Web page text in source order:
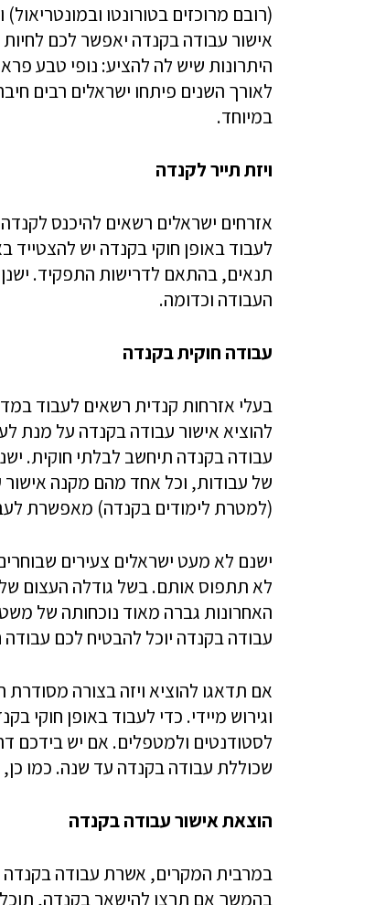
(רובם מרוכזים בטורונטו
אישור עבודה בקנדה יאפשר לכם
היתרונות ‏שיש לה להציע: נופי טבע
לאורך השנים פיתחו ישראלים רבים
במיוחד.‏
ויזת תייר לקנדה
אזרחים ישראלים רשאים להיכנס
לעבוד באופן חוקי בקנדה יש
תנאים, בהתאם לדרישות התפקיד.
העבודה וכדומה.
עבודה חוקית בקנדה
בעלי אזרחות קנדית רשאים לעבוד
להוציא אישור עבודה בקנדה על מנת
עבודה בקנדה תיחשב לבלתי חוקית.
של עבודות, וכל אחד מהם מקנה אישור
(למטרת לימודים בקנדה) ‏מאפשרת לעבוד עד 20 שעות בשבוע באופן
ישנם לא מעט ישראלים ‏צעירים
לא תתפוס אותם. ‏בשל גודלה העצום
האחרונות ‏גברה מאוד נוכחותה של
עבודה ‏בקנדה יוכל להבטיח לכם עבודה
אם תדאגו להוציא ויזה בצורה
וגירוש מיידי. כדי לעבוד באופן חוקי
לסטודנטים ולמטפלים. אם יש בידכם
שכוללת עבודה בקנדה עד שנה. כמו כן,
הוצאת אישור עבודה בקנדה
במרבית המקרים, אשרת עבודה בקנדה
בהמשך אם תרצו להישאר בקנדה,